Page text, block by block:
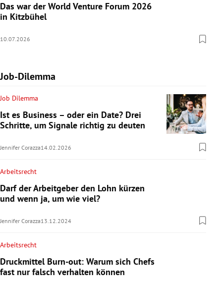
Das war der World Venture Forum 2026
in Kitzbühel
10.07.2026
Job-Dilemma
Job Dilemma
Ist es Business – oder ein Date? Drei
Schritte, um Signale richtig zu deuten
Jennifer Corazza14.02.2026
Arbeitsrecht
Darf der Arbeitgeber den Lohn kürzen
und wenn ja, um wie viel?
Jennifer Corazza13.12.2024
Arbeitsrecht
Druckmittel Burn-out: Warum sich Chefs
fast nur falsch verhalten können